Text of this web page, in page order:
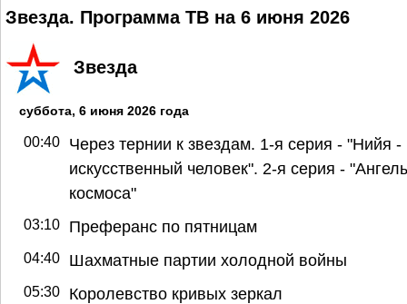
Звезда. Программа ТВ на 6 июня 2026
Звезда
суббота, 6 июня 2026 года
00:40
Через тернии к звездам. 1-я серия - "Нийя -
искусственный человек". 2-я серия -
космоса"
03:10 Преферанс по пятницам
04:40 Шахматные партии холодной войны
05:30 Королевство кривых зеркал